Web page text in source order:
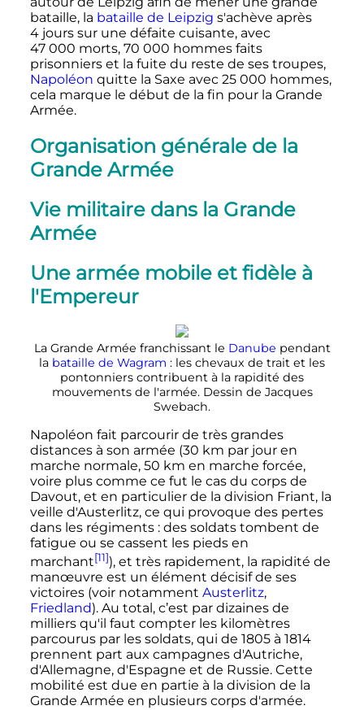
bataille, la bataille de Leipzig s'achève après
4 jourssur une défaite cuisante, avec
47 000 morts, 70 000 hommesfaits
prisonniers et la fuite du reste de ses troupes,
Napoléon quitte la Saxe avec 25 000 hommes,
cela marque le début de la fin pour la Grande
Armée.
Organisation générale de la
Grande Armée
Vie militaire dans la Grande
Armée
Une armée mobile et fidèle à
l'Empereur
La Grande Armée franchissant le Danube pendant
la bataille de Wagram : les chevaux de trait et les
pontonniers contribuent à la rapidité des
mouvements de l'armée. Dessin de Jacques
Swebach.
Napoléon fait parcourir de très grandes
distances à son armée (30 km par jour en
marche normale, 50 km en marche forcée,
voire plus comme ce fut le cas du corps de
Davout, et en particulier de la division Friant, la
veille d'Austerlitz, ce qui provoque des pertes
dans les régiments : des soldats tombent de
fatigue ou se cassent les pieds en
marchant[11]), et très rapidement, la rapidité de
manœuvre est un élément décisif de ses
victoires (voir notamment Austerlitz,
Friedland). Au total, c’est par dizaines de
milliers qu'il faut compter les kilomètres
parcourus par les soldats, qui de 1805 à 1814
prennent part aux campagnes d'Autriche,
d'Allemagne, d'Espagne et de Russie. Cette
mobilité est due en partie à la division de la
Grande Armée en plusieurs corps d'armée.